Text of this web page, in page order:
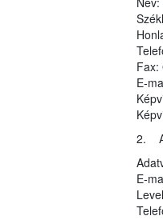
Fax:
E-
2.
E-